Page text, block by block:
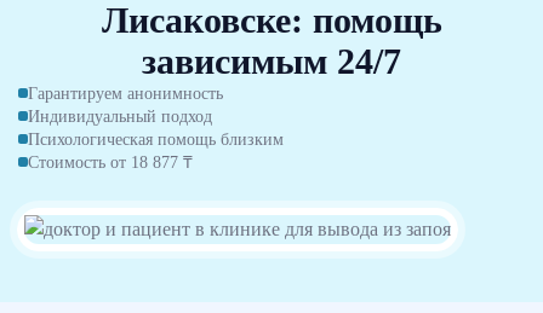
Лисаковске: помощь
зависимым 24/7
Гарантируем анонимность
Индивидуальный подход
Психологическая помощь близким
Стоимость от 18 877 ₸